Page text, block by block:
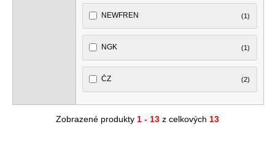
NEWFREN (1)
NGK (1)
ČZ (2)
Zobrazené produkty 1 - 13 z celkových 13